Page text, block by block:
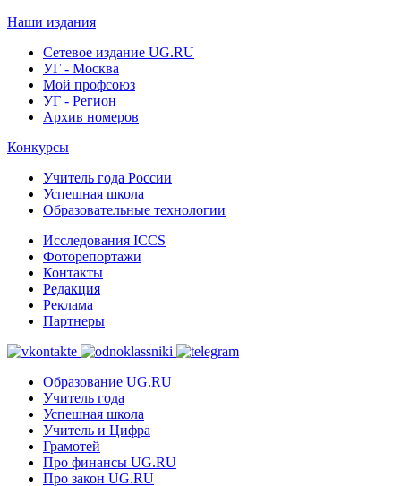
Наши издания
Сетевое издание UG.RU
УГ - Москва
Мой профсоюз
УГ - Регион
Архив номеров
Конкурсы
Учитель года России
Успешная школа
Образовательные технологии
Исследования ICCS
Фоторепортажи
Контакты
Редакция
Реклама
Партнеры
Образование UG.RU
Учитель года
Успешная школа
Учитель и Цифра
Грамотей
Про финансы UG.RU
Про закон UG.RU